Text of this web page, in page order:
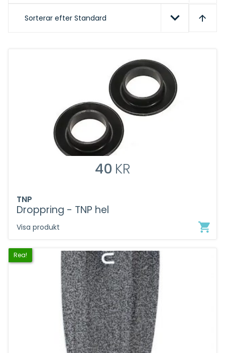
Sorterar efter Standard
40 KR
TNP
Droppring - TNP hel
Visa produkt
Rea!